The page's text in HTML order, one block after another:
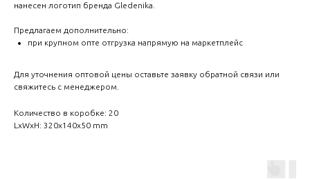
нанесен логотип бренда Gledenika.
Предлагаем дополнительно:
при крупном опте отгрузка напрямую на маркетплейс
Для уточнения оптовой цены оставьте заявку обратной связи или
свяжитесь с менеджером.
Количество в коробке: 20
LxWxH: 320x140x50 mm